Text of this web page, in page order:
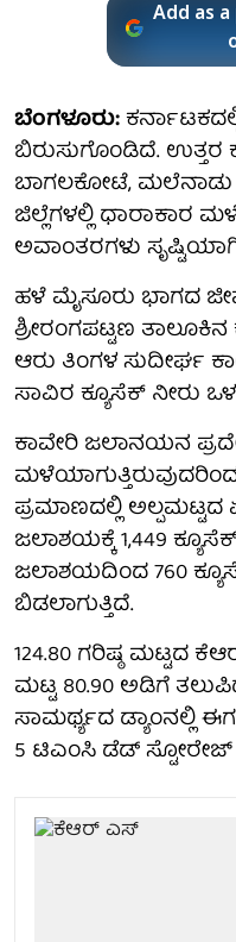
Add as
ಬೆಂಗಳೂರು:
ಬಿರುಸುಗೊಂಡಿದೆ.
ಬಾಗಲಕೋಟೆ, ಮಲೆನಾಡು
ಜಿಲ್ಲೆಗಳಲ್ಲಿ ಧಾರಾಕಾರ
ಅವಾಂತರಗಳು
ಹಳೆ ಮೈಸೂರು ಭಾಗದ
ಶ್ರೀರಂಗಪಟ್ಟಣ
ಆರು ತಿಂಗಳ ಸುದೀರ್ಘ
ಸಾವಿರ ಕ್ಯೂಸೆಕ್ ನೀರು
ಕಾವೇರಿ ಜಲಾನಯನ
ಪ್ರಮಾಣದಲ್ಲಿ
ಜಲಾಶಯಕ್ಕೆ 1,449
ಜಲಾಶಯದಿಂದ 760
ಬಿಡಲಾಗುತ್ತಿದೆ.
124.80 ಗರಿಷ್ಠ ಮಟ್ಟದ
ಮಟ್ಟ 80.90 ಅಡಿಗೆ
ಸಾಮರ್ಥ್ಯದ ಡ್ಯಾಂನಲ್ಲಿ ಈಗ
5 ಟಿಎಂಸಿ ಡೆಡ್